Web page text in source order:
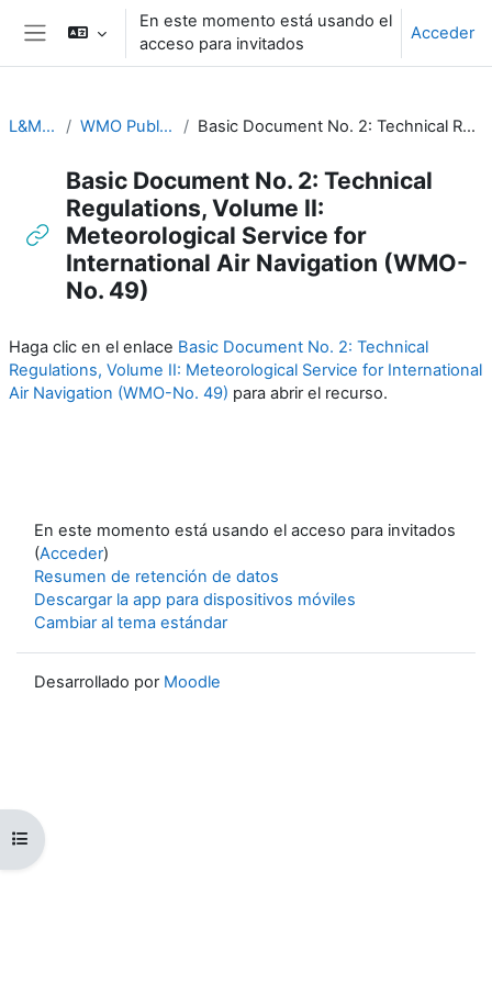
Salta al contenido principal
Panel lateral
En este momento está usando el
acceso para invitados
Acceder
Abrir índice del curso
L&M for RA-II & RA-V WMO Publications and Additional Resources Basic Document No. 2: Technical Regulations, Volume II: Meteorological Service for International Air Navigation (WMO-No. 49)
Basic Document No. 2: Technical
Regulations, Volume II:
Meteorological Service for
International Air Navigation (WMO-
No. 49)
Haga clic en el enlace Basic Document No. 2: Technical
Regulations, Volume II: Meteorological Service for International
Air Navigation (WMO-No. 49) para abrir el recurso.
En este momento está usando el acceso para invitados
(Acceder)
Resumen de retención de datos
Descargar la app para dispositivos móviles
Cambiar al tema estándar
Desarrollado por Moodle